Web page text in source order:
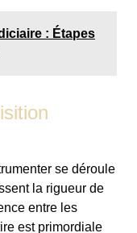
: Étapes
se déroule
la rigueur de
entre les
est primordiale